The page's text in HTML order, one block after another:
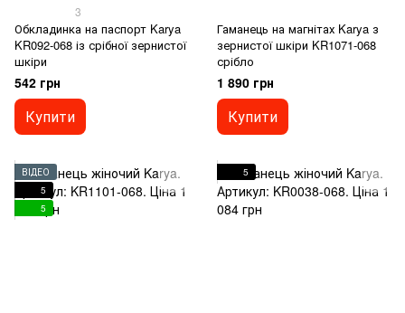
3
Обкладинка на паспорт Karya
KR092-068 із срібної зернистої
шкіри
542 грн
Купити
Гаманець на магнітах Karya з
зернистої шкіри KR1071-068
срібло
1 890 грн
Купити
ВІДЕО
5
5
5